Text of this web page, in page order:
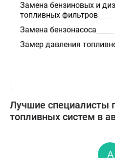
Замена бензиновых и
топливных фильтров
Замена бензонасоса
Замер давления
Лучшие специалисты
топливных систем в